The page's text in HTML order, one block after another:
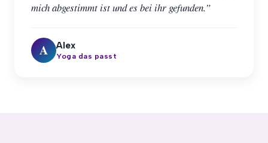
mich abgestimmt ist und es bei ihr gefunden.”
A Alex
Yoga das passt